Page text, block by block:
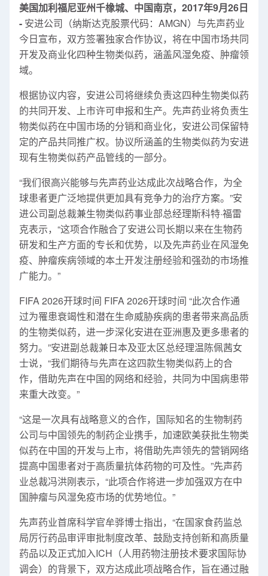
美国加利福尼亚州千橡城、中国南京，2017年9月26日
- 安进公司（纳斯达克股票代码：AMGN）与先声药业
今日宣布，双方签署独家合作协议，将在中国市场共同
开发及商业化四种生物类似药，涵盖风湿免疫、肿瘤领
域。
根据协议内容，安进公司将继续负责这四种生物类似药
的共同开发、上市许可申报和生产。先声药业将负责生
物类似药在中国市场的分销和商业化，安进公司保留特
定的产品共同推广权。协议所涵盖的生物类似药为安进
现有生物类似药产品管线的一部分。
“我们很高兴能够与先声药业达成此次战略合作，为全
球患者更广泛地提供更加具有竞争力的治疗方案。”安
进公司副总裁兼生物类似药事业部总经理斯科特·福雷
克表示，“这项合作融合了安进公司长期以来在生物药
研发和生产方面的专长和优势，以及先声药业在风湿免
疫、肿瘤疾病领域的本土开发注册经验和强劲的市场推
广能力。”
FIFA 2026开球时间 FIFA 2026开球时间 “此次合作通
过为罹患衰竭性和潜在生命威胁疾病的患者带来高品质
的生物类似药，进一步深化安进在亚洲惠及更多患者的
努力。”安进副总裁兼日本及亚太区总经理温陈佩茜女
士说，“我们期待与先声在这四款生物类似药上的合
作，借助先声在中国的网络和经验，共同为中国病患带
来重大改变。”
“这是一次具有战略意义的合作，国际知名的生物制药
公司与中国领先的制药企业携手，加速欧美获批生物类
似药在中国的开发与上市，将借助先声领先的营销网络
提高中国患者对于高质量抗体药物的可及性。”先声药
业总裁冯洪刚表示，“此项合作将进一步加强双方在中
国肿瘤与风湿免疫市场的优势地位。”
先声药业首席科学官牟骅博士指出，“在国家食药监总
局厉行药品审评审批制度改革、鼓励支持创新和高质量
药品以及正式加入ICH（人用药物注册技术要求国际协
调会）的背景下，双方达成此项战略合作，旨在通过融